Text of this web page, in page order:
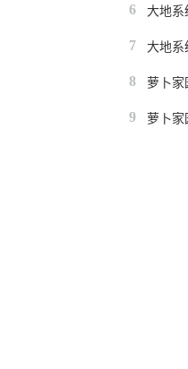
6
7
8
9